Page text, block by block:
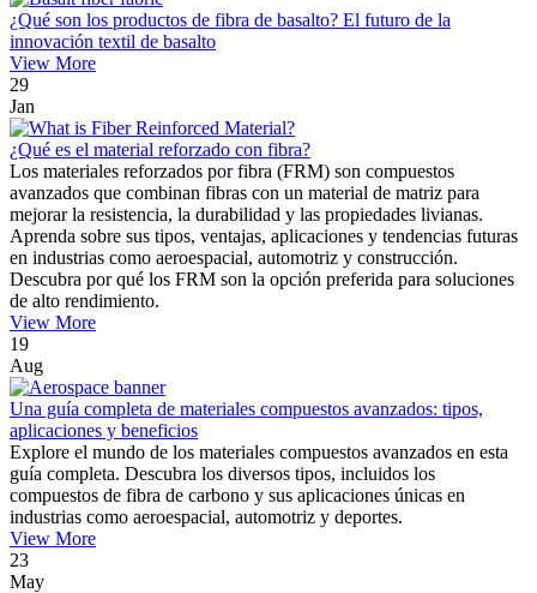
¿Qué son los productos de fibra de basalto? El futuro de la
innovación textil de basalto
View More
29
Jan
¿Qué es el material reforzado con fibra?
Los materiales reforzados por fibra (FRM) son compuestos
avanzados que combinan fibras con un material de matriz para
mejorar la resistencia, la durabilidad y las propiedades livianas.
Aprenda sobre sus tipos, ventajas, aplicaciones y tendencias futuras
en industrias como aeroespacial, automotriz y construcción.
Descubra por qué los FRM son la opción preferida para soluciones
de alto rendimiento.
View More
19
Aug
Una guía completa de materiales compuestos avanzados: tipos,
aplicaciones y beneficios
Explore el mundo de los materiales compuestos avanzados en esta
guía completa. Descubra los diversos tipos, incluidos los
compuestos de fibra de carbono y sus aplicaciones únicas en
industrias como aeroespacial, automotriz y deportes.
View More
23
May